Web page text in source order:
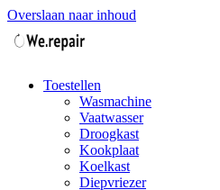
Overslaan naar inhoud
Toestellen
Wasmachine
Vaatwasser
Droogkast
Kookplaat
Koelkast
Diepvriezer